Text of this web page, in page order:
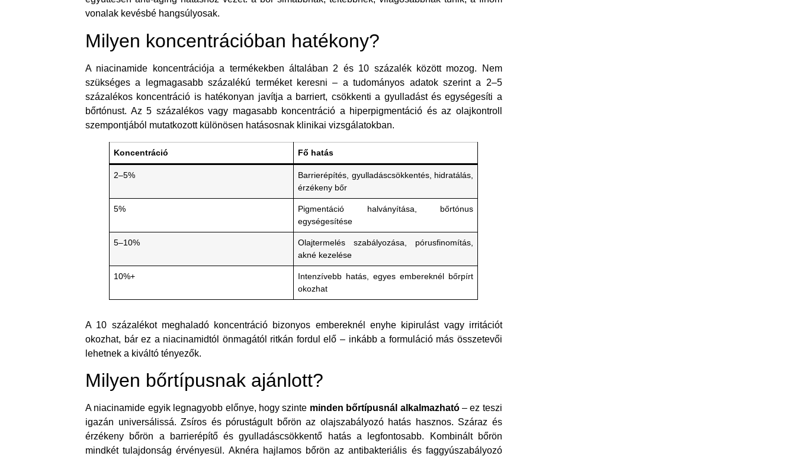
vonalak kevésbé hangsúlyosak.
Milyen koncentrációban hatékony?
A niacinamide koncentrációja a termékekben általában 2 és 10 százalék között mozog. Nem
szükséges a legmagasabb százalékú terméket keresni – a tudományos adatok szerint a 2–5
százalékos koncentráció is hatékonyan javítja a barriert, csökkenti a gyulladást és egységesíti a
bőrtónust. Az 5 százalékos vagy magasabb koncentráció a hiperpigmentáció és az olajkontroll
szempontjából mutatkozott különösen hatásosnak klinikai vizsgálatokban.
Koncentráció Fő hatás
2–5%
Barrierépítés, gyulladáscsökkentés, hidratálás,
érzékeny bőr
5%
Pigmentáció halványítása, bőrtónus
egységesítése
5–10%
Olajtermelés szabályozása, pórusfinomítás,
akné kezelése
10%+
Intenzívebb hatás, egyes embereknél bőrpírt
okozhat
A 10 százalékot meghaladó koncentráció bizonyos embereknél enyhe kipirulást vagy irritációt
okozhat, bár ez a niacinamidtól önmagától ritkán fordul elő – inkább a formuláció más összetevői
lehetnek a kiváltó tényezők.
Milyen bőrtípusnak ajánlott?
A niacinamide egyik legnagyobb előnye, hogy szinte minden bőrtípusnál alkalmazható– ez teszi
igazán universálissá. Zsíros és pórustágult bőrön az olajszabályozó hatás hasznos. Száraz és
érzékeny bőrön a barrierépítő és gyulladáscsökkentő hatás a legfontosabb. Kombinált bőrön
mindkét tulajdonság érvényesül. Aknéra hajlamos bőrön az antibakteriális és faggyúszabályozó